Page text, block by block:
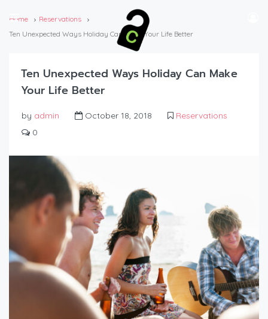
Home
Reservations
Ten Unexpected Ways Holiday Can Make Your Life Better
Ten Unexpected Ways Holiday Can Make
Your Life Better
by admin October 18, 2018
Reservations
0